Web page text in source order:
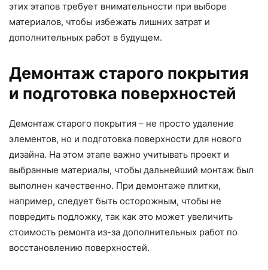
этих этапов требует внимательности при выборе
материалов, чтобы избежать лишних затрат и
дополнительных работ в будущем.
Демонтаж старого покрытия
и подготовка поверхностей
Демонтаж старого покрытия – не просто удаление
элементов, но и подготовка поверхности для нового
дизайна. На этом этапе важно учитывать проект и
выбранные материалы, чтобы дальнейший монтаж был
выполнен качественно. При демонтаже плитки,
например, следует быть осторожным, чтобы не
повредить подложку, так как это может увеличить
стоимость ремонта из-за дополнительных работ по
восстановлению поверхностей.